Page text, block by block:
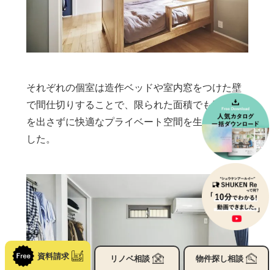
それぞれの個室は造作ベッドや室内窓をつけた壁
で間仕切りすることで、限られた面積でも圧迫感
を出さずに快適なプライベート空間を生み出しま
した。
資料請求 リノベ相談 物件探し相談